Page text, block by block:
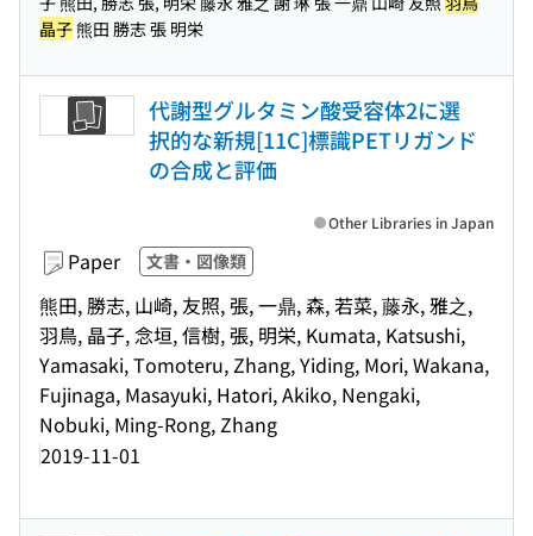
晶子熊田 勝志 張 明栄
代謝型グルタミン酸受容体2に選
択的な新規[11C]標識PETリガンド
の合成と評価
Paper 文書・図像類
熊田, 勝志, 山崎, 友照, 張, 一鼎, 森, 若菜, 藤永, 雅之,
羽鳥, 晶子, 念垣, 信樹, 張, 明栄, Kumata, Katsushi,
Yamasaki, Tomoteru, Zhang, Yiding, Mori, Wakana,
Fujinaga, Masayuki, Hatori, Akiko, Nengaki,
Nobuki, Ming-Rong, Zhang
2019-11-01
Other Libraries in Japan